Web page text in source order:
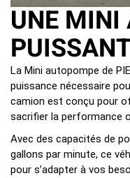
UNE MINI
La Mini autopompe de
puissance nécessaire
camion est conçu pour
sacrifier la performance
Avec des capacités de
gallons par minute, ce
pour s’adapter à vos